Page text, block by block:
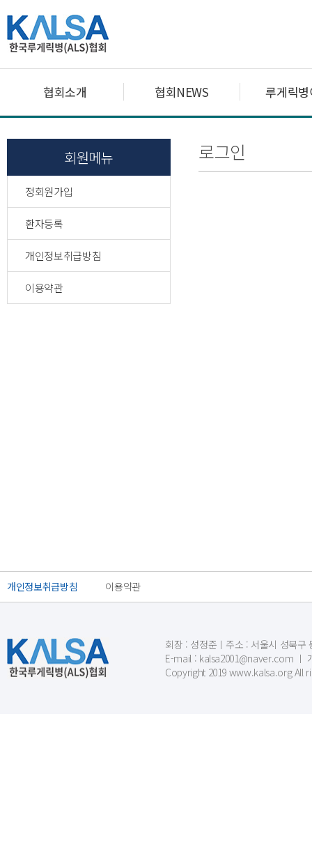
협회소개 협회NEWS 루게릭
회원메뉴
정회원가입
환자등록
개인정보취급방침
이용약관
로그인
개인정보취급방침 이용약관
회장 : 성정준ㅣ주소 : 서울시 성북구
E-mail : kalsa2001@naver.com ㅣ
Copyright 2019 www.kalsa.org All